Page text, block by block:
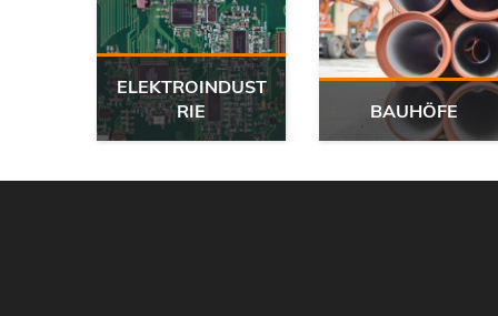
ELEKTROINDUST
RIE
BAUHÖFE